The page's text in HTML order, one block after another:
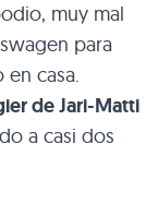
muy mal
para
casa.
de Jari-Matti
a casi dos